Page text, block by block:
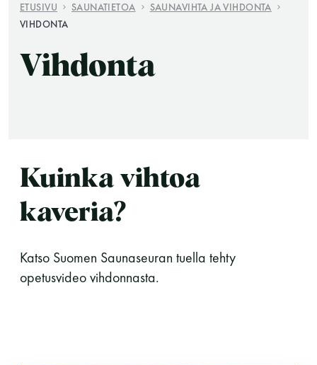
Saunatalo on avoinna
myös helatorstaina
-Naisten päivät ovat maanantai ja
torstai
ETUSIVU SAUNATIETOA
SAUNAVIHTA JA VIHDONTA
VIHDONTA
Vihdonta
Kuinka vihtoa
kaveria?
Katso Suomen Saunaseuran tuella tehty
opetusvideo vihdonnasta.